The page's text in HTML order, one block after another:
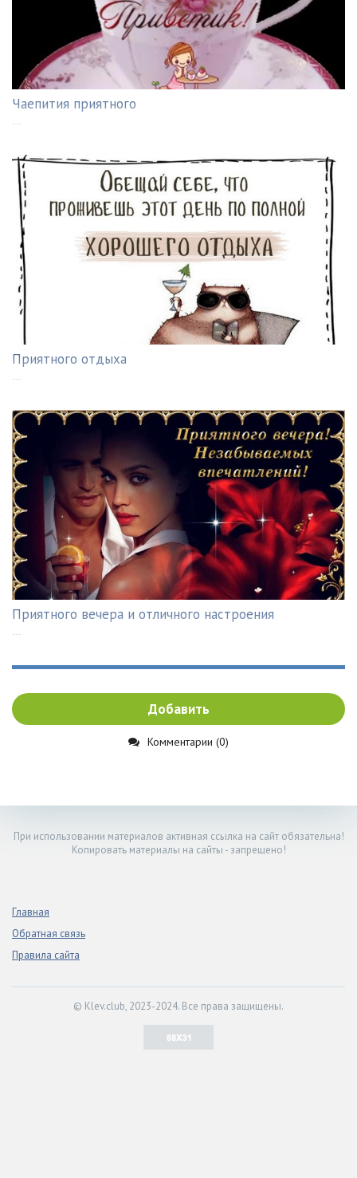
Чаепития приятного
---
Приятного отдыха
---
Приятного вечера и отличного настроения
---
Добавить
Комментарии (0)
При использовании материалов активная ссылка на сайт обязательна!
Копировать материалы на сайты - запрещено!
Главная
Обратная связь
Правила сайта
© Klev.club, 2023-2024. Все права защищены.